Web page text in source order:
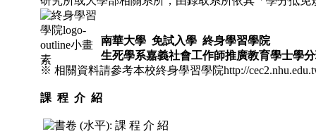
南華大學 免試入學 終身學習學院
生死學系嘉義社會工作師推廣教育學士學
※ 相關資料請參考本校終身學習學院http://
課 程 介 紹